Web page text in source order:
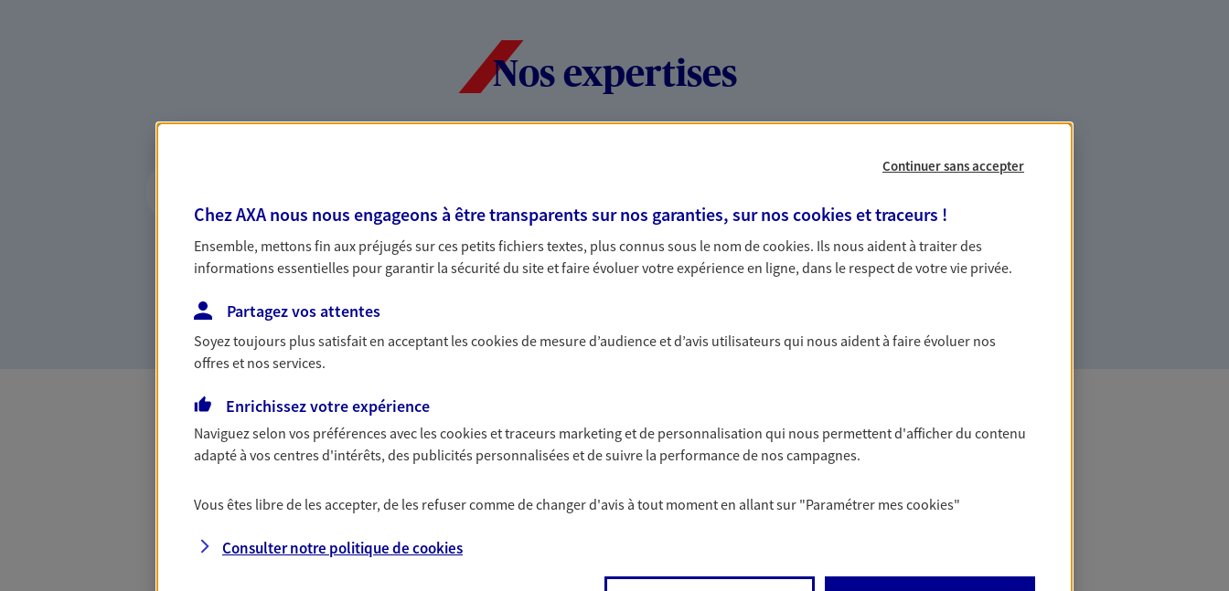
Nos expertises
votre vie, c'est ainsi que nous concevons notre métier : dans
la confiance et la proximité. C'est en apprenant à vous
Accompagner les professionnels et les
bâtissons ensemble des solutions cohérentes pour protéger
votre activité, vos collaborateurs... mais aussi vous-même et
Toutes nos offres Assurance & Banque
Continuer sans accepter
Chez AXA nous nous engageons à être transparents sur nos garanties, sur nos cookies et traceurs !
Ensemble, mettons fin aux préjugés sur ces petits fichiers textes, plus connus sous le nom decookies. Ils nous aident à traiter des
informations essentielles pour garantir la sécurité du site et faire évoluer votre expérience en ligne, dans le respect de votre vie privée.
Partagez vos attentes
Soyez toujours plus satisfait en acceptant lescookiesde mesure d’audience et d’avis utilisateurs qui nous aident à faire évoluer nos
offres et nos services.
Enrichissez votre expérience
Naviguez selon vos préférences avec lescookies et traceurs marketing et de personnalisation qui nous permettent d'afficher du contenu
adapté à vos centres d'intérêts, des publicités personnalisées et de suivre la performance de nos campagnes.
Vous êtes libre de les accepter, de les refuser comme de changer d'avis à tout moment en allant sur "Paramétrer mescookies"
Consulter notre politique decookies